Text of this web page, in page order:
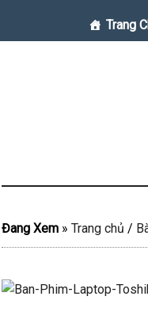
Trang
Đang Xem » Trang chủ /